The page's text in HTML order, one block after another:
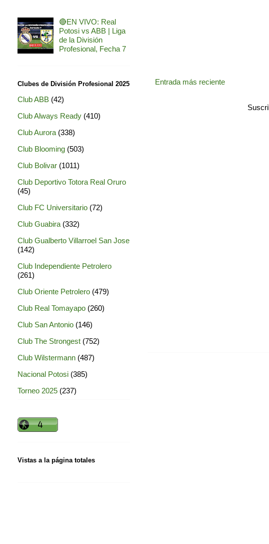
Entrada más reciente
🔴EN VIVO: Real
Potosi vs ABB | Liga
de la División
Profesional, Fecha 7
Clubes de División Profesional 2025
Club ABB (42)
Club Always Ready (410)
Club Aurora (338)
Club Blooming (503)
Club Bolivar (1011)
Club Deportivo Totora Real Oruro
(45)
Club FC Universitario (72)
Club Guabira (332)
Club Gualberto Villarroel San Jose
(142)
Club Independiente Petrolero
(261)
Club Oriente Petrolero (479)
Club Real Tomayapo (260)
Club San Antonio (146)
Club The Strongest (752)
Club Wilstermann (487)
Nacional Potosi (385)
Torneo 2025 (237)
Vistas a la página totales